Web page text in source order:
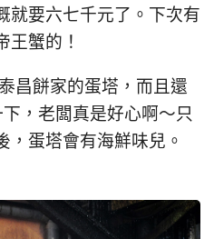
就要六七千元了。下次有
王蟹的！
昌餅家的蛋塔，而且還
，老闆真是好心啊～只
，蛋塔會有海鮮味兒。